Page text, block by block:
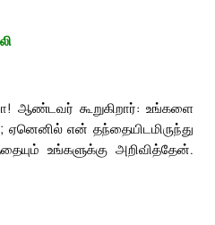
ஆண்டவர் கூறுகிறார்: உங்களை
என் தந்தையிடமிருந்து
உங்களுக்கு அறிவித்தேன்.